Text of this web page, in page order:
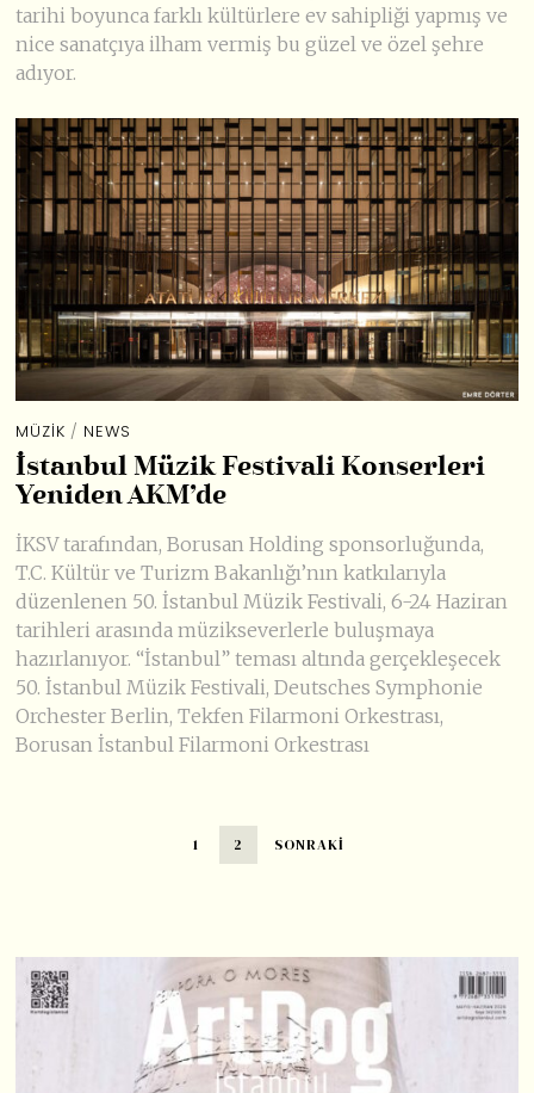
tarihi boyunca farklı kültürlere ev sahipliği yapmış ve
nice sanatçıya ilham vermiş bu güzel ve özel şehre
adıyor.
MÜZIK / NEWS
İstanbul Müzik Festivali Konserleri
Yeniden AKM’de
İKSV tarafından, Borusan Holding sponsorluğunda,
T.C. Kültür ve Turizm Bakanlığı’nın katkılarıyla
düzenlenen 50. İstanbul Müzik Festivali, 6-24 Haziran
tarihleri arasında müzikseverlerle buluşmaya
hazırlanıyor. “İstanbul” teması altında gerçekleşecek
50. İstanbul Müzik Festivali, Deutsches Symphonie
Orchester Berlin, Tekfen Filarmoni Orkestrası,
Borusan İstanbul Filarmoni Orkestrası
1 2 SONRAKI